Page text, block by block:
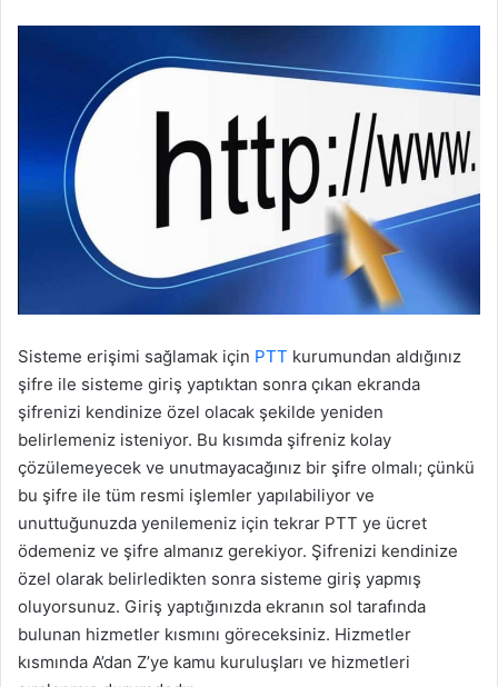
Sisteme erişimi sağlamak için PTT kurumundan aldığınız
şifre ile sisteme giriş yaptıktan sonra çıkan ekranda
şifrenizi kendinize özel olacak şekilde yeniden
belirlemeniz isteniyor. Bu kısımda şifreniz kolay
çözülemeyecek ve unutmayacağınız bir şifre olmalı; çünkü
bu şifre ile tüm resmi işlemler yapılabiliyor ve
unuttuğunuzda yenilemeniz için tekrar PTT ye ücret
ödemeniz ve şifre almanız gerekiyor. Şifrenizi kendinize
özel olarak belirledikten sonra sisteme giriş yapmış
oluyorsunuz. Giriş yaptığınızda ekranın sol tarafında
bulunan hizmetler kısmını göreceksiniz. Hizmetler
kısmında A’dan Z’ye kamu kuruluşları ve hizmetleri